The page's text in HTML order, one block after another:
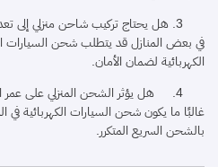
هل يحتاج تركيب شاحن منزلي إلى
في بعض المنازل قد يتطلب شحن السيارات
الكهربائية لضمان الأمان.
هل يؤثر الشحن المنزلي على عمر
غالبًا ما يكون شحن السيارات الكهربائية في
بالشحن السريع المتكرر.